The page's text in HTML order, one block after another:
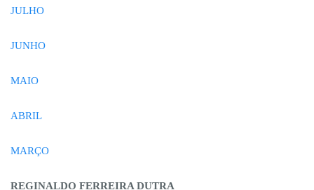
JULHO
JUNHO
MAIO
ABRIL
MARÇO
REGINALDO FERREIRA DUTRA